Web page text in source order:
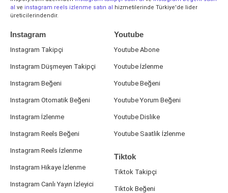
al ve instagram reels izlenme satın al hizmetilerinde Türkiye'de lider
üreticilerindendir.
Instagram
Instagram Takipçi
Instagram Düşmeyen Takipçi
Instagram Beğeni
Instagram Otomatik Beğeni
Instagram İzlenme
Instagram Reels Beğeni
Instagram Reels İzlenme
Instagram Hikaye İzlenme
Instagram Canlı Yayın İzleyici
Youtube
Youtube Abone
Youtube İzlenme
Youtube Beğeni
Youtube Yorum Beğeni
Youtube Dislike
Youtube Saatlik İzlenme
Tiktok
Tiktok Takipçi
Tiktok Beğeni